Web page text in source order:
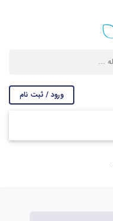
ورود / ثبت نام